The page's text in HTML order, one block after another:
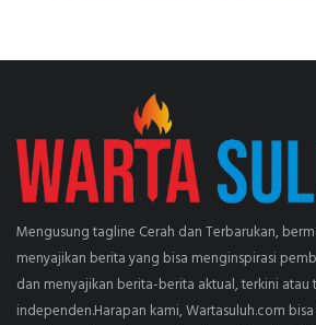
Mengusung tagline Cerah dan Terbarukan,
menyajikan berita yang bisa menginspirasi
dan menyajikan berita-berita aktual, terkini atau
independen.Harapan kami, Wartasuluh.com